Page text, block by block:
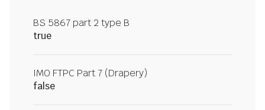
BS 5867 part 2 type B
true
IMO FTPC Part 7 (Drapery)
false